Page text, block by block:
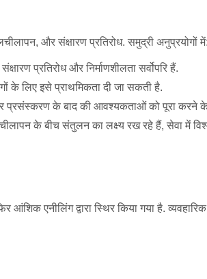
और संक्षारण प्रतिरोध. समुद्री अनुप्रयोगों में:
प्रतिरोध और निर्माणशीलता सर्वोपरि हैं.
के लिए इसे प्राथमिकता दी जा सकती है.
और प्रसंस्करण के बाद की आवश्यकताओं को पूरा करने
के बीच संतुलन का लक्ष्य रख रहे हैं, सेवा में
एनीलिंग द्वारा स्थिर किया गया है.